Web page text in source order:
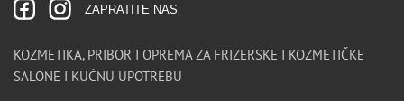
ZAPRATITE NAS
KOZMETIKA, PRIBOR I OPREMA ZA FRIZERSKE I KOZMETIČKE
SALONE I KUĆNU UPOTREBU